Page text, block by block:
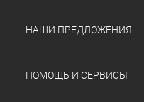
НАШИ ПРЕДЛОЖЕНИЯ
ПОМОЩЬ И СЕРВИСЫ